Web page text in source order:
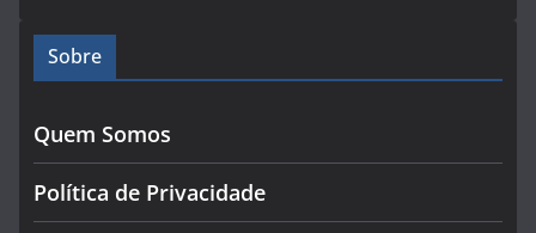
Sobre
Quem Somos
Política de Privacidade